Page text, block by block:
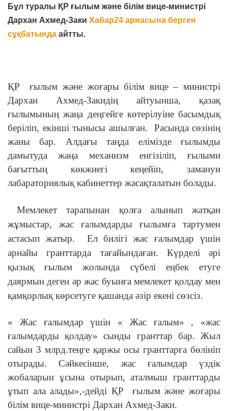
Бұл туралы ҚР ғылым және білім вице-министрі
Дархан Ахмед-Заки Хабар24 арнасына берген
сұқбатында айтты.
ҚР
ғылым және жоғары білім вице – министрі
Дархан Ахмед-Закидің айтуынша, қазақ
ғылымының жаңа деңгейге көтерілуіне басымдық
беріліп, екінші тынысы ашылған.
Расында сөзінің
жаны бар. Алдағы таңда елімізде ғылымды
дамытуда жаңа механизм енгізіліп, ғылыми
бағыттың көкжиегі кеңейіп, замануи
лабараториялық кабинеттер жасақталатын болады.
Мемлекет тарапынан қолға алынып жатқан
жұмыстар, жас ғалымдарды ғылымға тартумен
астасып жатыр.
Ел билігі жас ғалымдар үшін
арнайы гранттарда тағайындаған. Күрделі әрі
қызық ғылым жолында сүбелі еңбек етуге
даярмын деген әр жас буынға мемлекет қолдау мен
қамқорлық көрсетуге қашанда әзір екені сөзсіз.
« Жас ғалымдар үшін « Жас ғалым» , «жас
ғалымдарды қолдау» сынды гранттар бар. Жыл
сайын 3 млрд.теңге қаржы осы гранттарға бөлініп
отырады. Сәйкесінше, жас ғалымдар үздік
жобаларын ұсына отырып, аталмыш гранттарды
ұтып ала алады»,-дейді ҚР
ғылым және жоғары
білім вице-министрі Дархан Ахмед-Заки.